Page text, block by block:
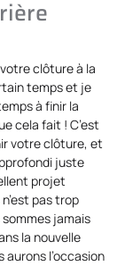
clôture à la
temps et je
à finir la
cela fait ! C’est
votre clôture, et
juste
projet
pas trop
jamais
la nouvelle
aurons l’occasion